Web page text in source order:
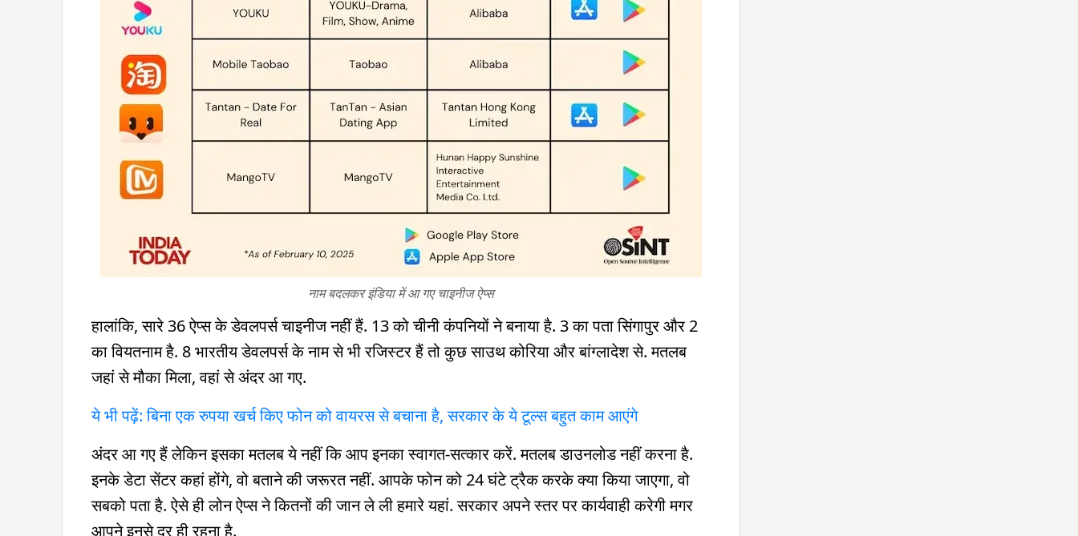
नाम बदलकर इंडिया में आ गए चाइनीज ऐप्स
हालांकि, सारे 36 ऐप्स के डेवलपर्स चाइनीज नहीं हैं. 13 को चीनी कंपनियों ने बनाया है. 3 का पता सिंगापुर और 2
का वियतनाम है. 8 भारतीय डेवलपर्स के नाम से भी रजिस्टर हैं तो कुछ साउथ कोरिया और बांग्लादेश से. मतलब
जहां से मौका मिला, वहां से अंदर आ गए.
ये भी पढ़ें: बिना एक रुपया खर्च किए फोन को वायरस से बचाना है, सरकार के ये टूल्स बहुत काम आएंगे
अंदर आ गए हैं लेकिन इसका मतलब ये नहीं कि आप इनका स्वागत-सत्कार करें. मतलब डाउनलोड नहीं करना है.
इनके डेटा सेंटर कहां होंगे, वो बताने की जरूरत नहीं. आपके फोन को 24 घंटे ट्रैक करके क्या किया जाएगा, वो
सबको पता है. ऐसे ही लोन ऐप्स ने कितनों की जान ले ली हमारे यहां. सरकार अपने स्तर पर कार्यवाही करेगी मगर
आपने इनसे दूर ही रहना है.